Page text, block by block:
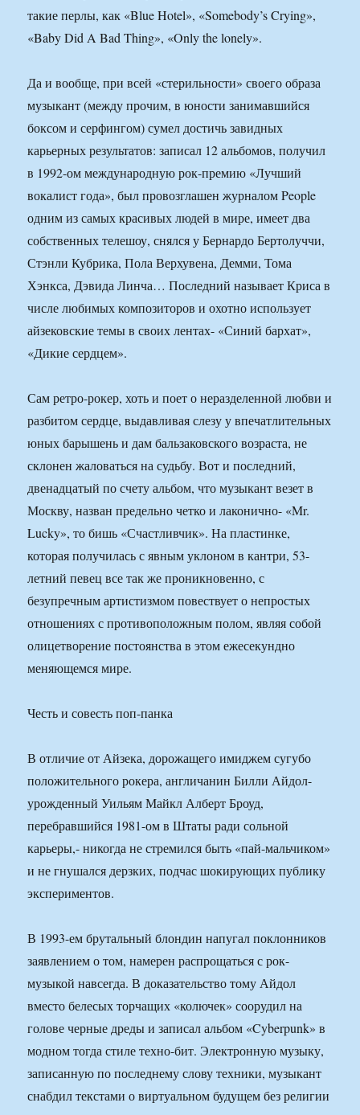
такие перлы, как «Blue Hotel», «Somebody’s Crying»,
«Baby Did A Bad Thing», «Only the lonely».
Да и вообще, при всей «стерильности» своего образа
музыкант (между прочим, в юности занимавшийся
боксом и серфингом) сумел достичь завидных
карьерных результатов: записал 12 альбомов, получил
в 1992-ом международную рок-премию «Лучший
вокалист года», был провозглашен журналом People
одним из самых красивых людей в мире, имеет два
собственных телешоу, снялся у Бернардо Бертолуччи,
Стэнли Кубрика, Пола Верхувена, Демми, Тома
Хэнкса, Дэвида Линча… Последний называет Криса в
числе любимых композиторов и охотно использует
айзековские темы в своих лентах- «Синий бархат»,
«Дикие сердцем».
Сам ретро-рокер, хоть и поет о неразделенной любви и
разбитом сердце, выдавливая слезу у впечатлительных
юных барышень и дам бальзаковского возраста, не
склонен жаловаться на судьбу. Вот и последний,
двенадцатый по счету альбом, что музыкант везет в
Москву, назван предельно четко и лаконично- «Mr.
Lucky», то бишь «Счастливчик». На пластинке,
которая получилась с явным уклоном в кантри, 53-
летний певец все так же проникновенно, с
безупречным артистизмом повествует о непростых
отношениях с противоположным полом, являя собой
олицетворение постоянства в этом ежесекундно
меняющемся мире.
Честь и совесть поп-панка
В отличие от Айзека, дорожащего имиджем сугубо
положительного рокера, англичанин Билли Айдол-
урожденный Уильям Майкл Алберт Броуд,
перебравшийся 1981-ом в Штаты ради сольной
карьеры,- никогда не стремился быть «пай-мальчиком»
и не гнушался дерзких, подчас шокирующих публику
экспериментов.
В 1993-ем брутальный блондин напугал поклонников
заявлением о том, намерен распрощаться с рок-
музыкой навсегда. В доказательство тому Айдол
вместо белесых торчащих «колючек» соорудил на
голове черные дреды и записал альбом «Cyberpunk» в
модном тогда стиле техно-бит. Электронную музыку,
записанную по последнему слову техники, музыкант
снабдил текстами о виртуальном будущем без религии